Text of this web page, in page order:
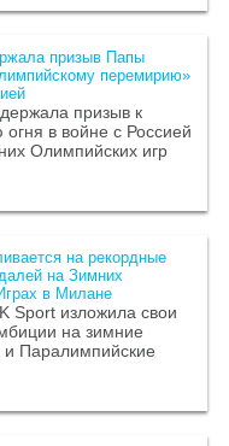
призыв Папы
перемирию»
призыв к
в войне с Россией
Олимпийских игр
на рекордные
на Зимних
в Милане
Sport изложила свои
на зимние
Паралимпийские